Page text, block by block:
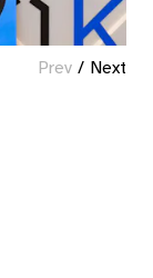
Prev / Next